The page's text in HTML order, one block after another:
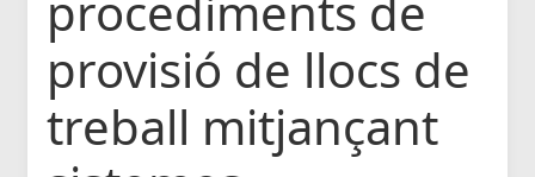
provisió de llocs de
treball mitjançant